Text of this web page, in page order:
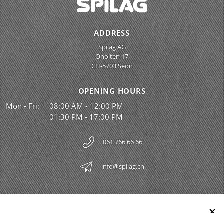
ADDRESS
Spilag AG
Oholten 17
CH-5703 Seon
OPENING HOURS
Mon - Fri:
08:00 AM - 12:00 PM
01:30 PM - 17:00 PM
061 766 66 66
info@spilag.ch